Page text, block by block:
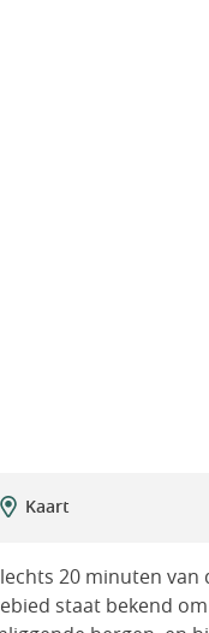
Kaart
20 minuten van
staat bekend